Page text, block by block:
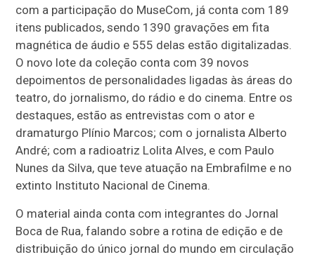
com a participação do MuseCom, já conta com 189
itens publicados, sendo 1390 gravações em fita
magnética de áudio e 555 delas estão digitalizadas.
O novo lote da coleção conta com 39 novos
depoimentos de personalidades ligadas às áreas do
teatro, do jornalismo, do rádio e do cinema. Entre os
destaques, estão as entrevistas com o ator e
dramaturgo Plínio Marcos; com o jornalista Alberto
André; com a radioatriz Lolita Alves, e com Paulo
Nunes da Silva, que teve atuação na Embrafilme e no
extinto Instituto Nacional de Cinema.
O material ainda conta com integrantes do Jornal
Boca de Rua, falando sobre a rotina de edição e de
distribuição do único jornal do mundo em circulação